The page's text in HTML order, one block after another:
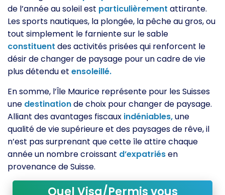
de l’année au soleil est particulièrement attirante.
Les sports nautiques, la plongée, la pêche au gros, ou
tout simplement le farniente sur le sable
constituent des activités prisées qui renforcent le
désir de changer de paysage pour un cadre de vie
plus détendu et ensoleillé.
En somme, l’Île Maurice représente pour les Suisses
une destinationde choix pour changer de paysage.
Alliant des avantages fiscaux indéniables,une
qualité de vie supérieure et des paysages de rêve, il
n’est pas surprenant que cette île attire chaque
année un nombre croissant d’expatriésen
provenance de Suisse.
Quel Visa/Permis vous